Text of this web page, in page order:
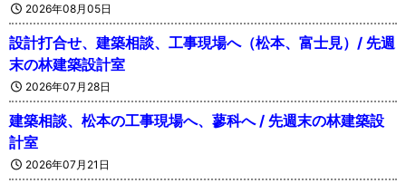
2026年08月05日
設計打合せ、建築相談、工事現場へ（松本、富士見）/ 先週
末の林建築設計室
2026年07月28日
建築相談、松本の工事現場へ、蓼科へ / 先週末の林建築設
計室
2026年07月21日